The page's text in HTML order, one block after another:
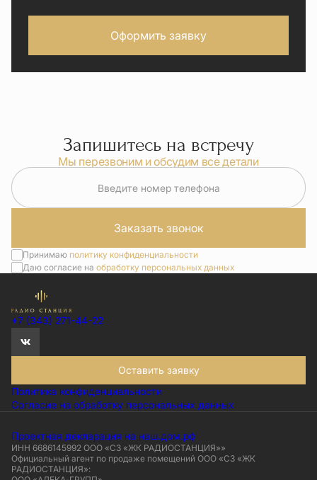
Оформить заявку
Запишитесь на встречу
Мы перезвоним и обсудим все детали
Введите номер телефона
Заказать звонок
Принимаю политику конфиденциальности
Даю согласие на обработку персональных данных
+7 (343) 271-44-22
Оставить заявку
Политика конфиденциальности
Согласие на обработку персональных данных
Проектная декларация на наш.дом.рф
ИНН 6686145992 ООО «СЗ «ЖК РАДИОСТАНЦИЯ»»
Официальный агент по продаже помещений ООО «СЗ «ЖК
РАДИОСТАНЦИЯ»: